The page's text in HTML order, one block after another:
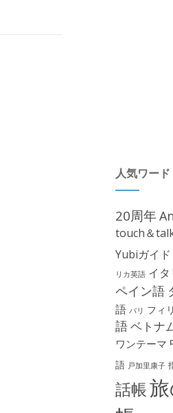
人気ワード
20周年
touch＆
Yubiガイド
リカ英語 イ
ペイン語
語 パリ フィ
語ベトナ
ワンテーマ
語 戸加里康子
話帳